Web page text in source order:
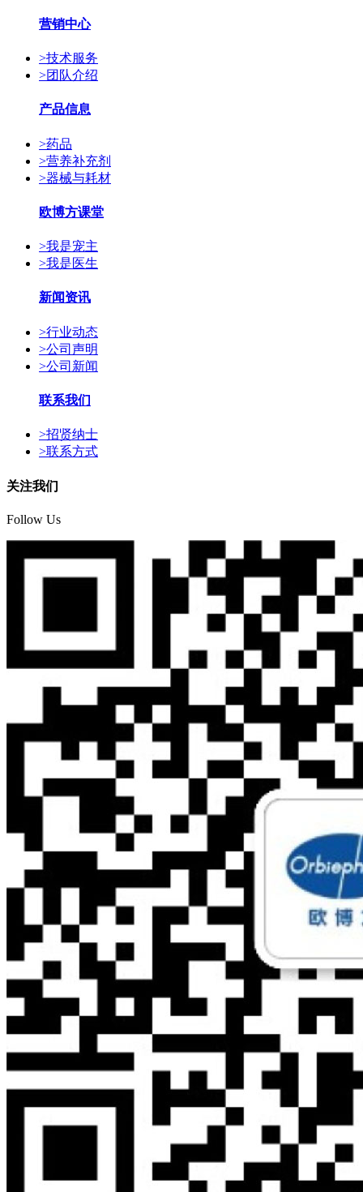
营销中心
>技术服务
>团队介绍
产品信息
>药品
>营养补充剂
>器械与耗材
欧博方课堂
>我是宠主
>我是医生
新闻资讯
>行业动态
>公司声明
>公司新闻
联系我们
>招贤纳士
>联系方式
关注我们
Follow Us